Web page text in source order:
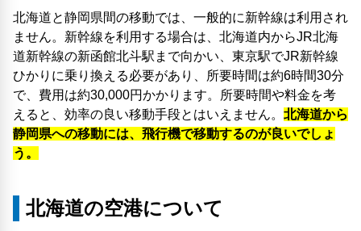
北海道と静岡県間の移動では、一般的に新幹線は利用され
ません。新幹線を利用する場合は、北海道内からJR北海
道新幹線の新函館北斗駅まで向かい、東京駅でJR新幹線
ひかりに乗り換える必要があり、所要時間は約6時間30分
で、費用は約30,000円かかります。所要時間や料金を考
えると、効率の良い移動手段とはいえません。 北海道から
静岡県への移動には、飛行機で移動するのが良いでしょ
う。
北海道の空港について